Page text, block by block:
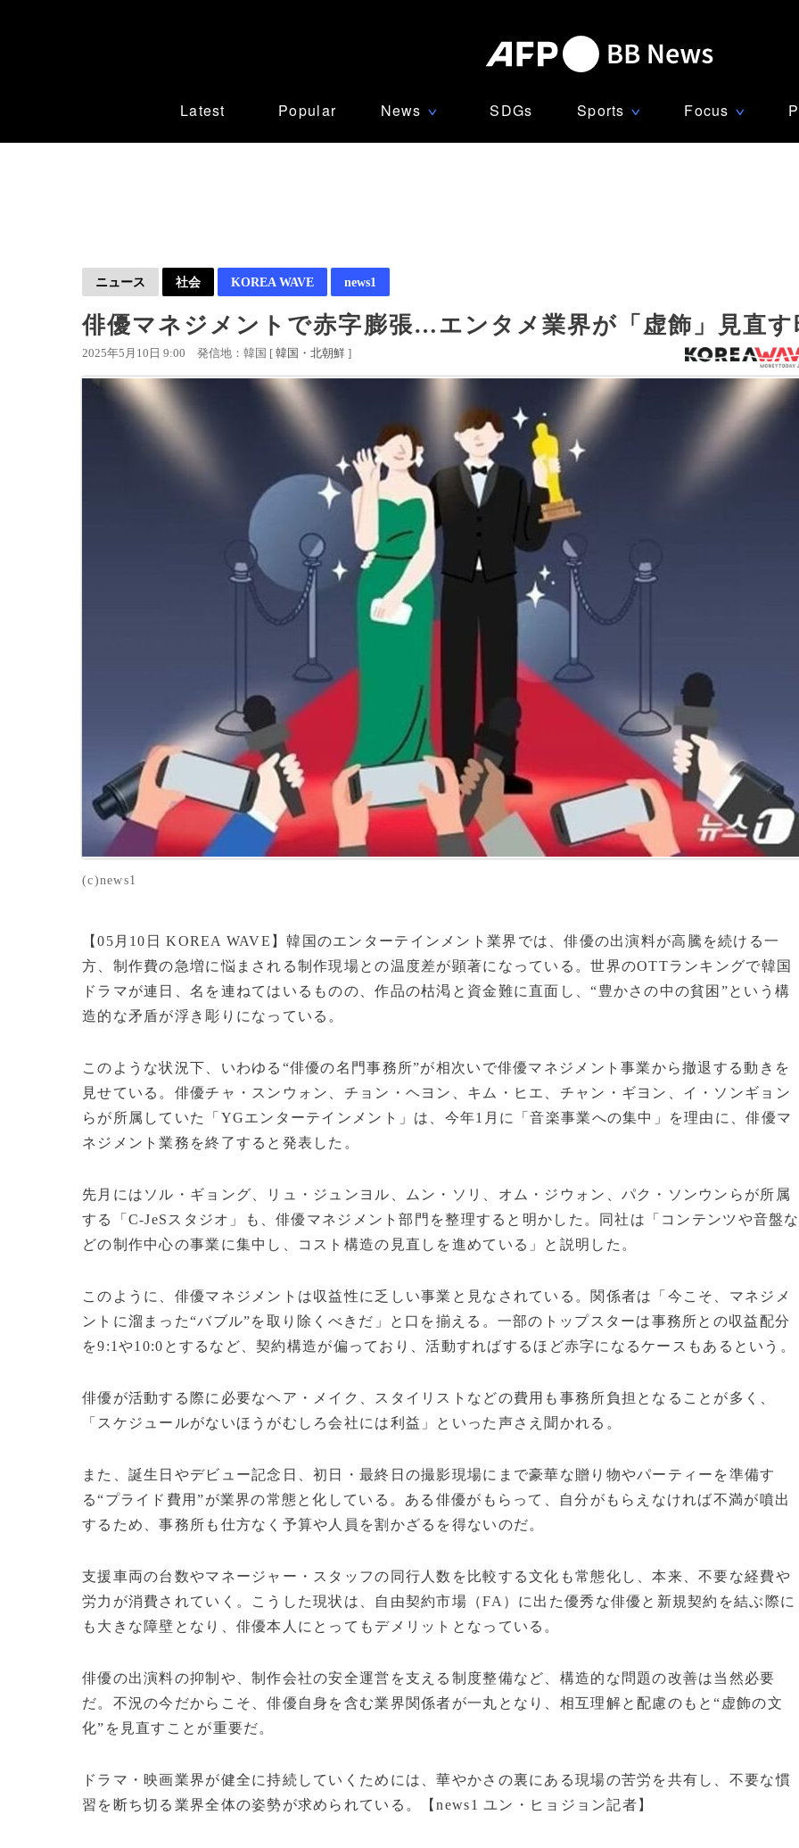
Latest Popular News ∨ SDGs Sports ∨ Focus ∨
ニュース 社会 KOREA WAVE news1
俳優マネジメントで赤字膨張…エンタメ業界が「虚飾」見直
2025年5月10日 9:00 発信地：韓国 [ 韓国・北朝鮮 ]
(c)news1
【05月10日 KOREA WAVE】韓国のエンターテインメント業界では、俳優の出演料が高騰を続ける一
方、制作費の急増に悩まされる制作現場との温度差が顕著になっている。世界のOTTランキングで韓国
ドラマが連日、名を連ねてはいるものの、作品の枯渇と資金難に直面し、“豊かさの中の貧困”という構
造的な矛盾が浮き彫りになっている。
このような状況下、いわゆる“俳優の名門事務所”が相次いで俳優マネジメント事業から撤退する動きを
見せている。俳優チャ・スンウォン、チョン・ヘヨン、キム・ヒエ、チャン・ギヨン、イ・ソンギョン
らが所属していた「YGエンターテインメント」は、今年1月に「音楽事業への集中」を理由に、俳優マ
ネジメント業務を終了すると発表した。
先月にはソル・ギョング、リュ・ジュンヨル、ムン・ソリ、オム・ジウォン、パク・ソンウンらが所属
する「C-JeSスタジオ」も、俳優マネジメント部門を整理すると明かした。同社は「コンテンツや音盤な
どの制作中心の事業に集中し、コスト構造の見直しを進めている」と説明した。
このように、俳優マネジメントは収益性に乏しい事業と見なされている。関係者は「今こそ、マネジメ
ントに溜まった“バブル”を取り除くべきだ」と口を揃える。一部のトップスターは事務所との収益配分
を9:1や10:0とするなど、契約構造が偏っており、活動すればするほど赤字になるケースもあるという。
俳優が活動する際に必要なヘア・メイク、スタイリストなどの費用も事務所負担となることが多く、
「スケジュールがないほうがむしろ会社には利益」といった声さえ聞かれる。
また、誕生日やデビュー記念日、初日・最終日の撮影現場にまで豪華な贈り物やパーティーを準備す
る“プライド費用”が業界の常態と化している。ある俳優がもらって、自分がもらえなければ不満が噴出
するため、事務所も仕方なく予算や人員を割かざるを得ないのだ。
支援車両の台数やマネージャー・スタッフの同行人数を比較する文化も常態化し、本来、不要な経費や
労力が消費されていく。こうした現状は、自由契約市場（FA）に出た優秀な俳優と新規契約を結ぶ際に
も大きな障壁となり、俳優本人にとってもデメリットとなっている。
俳優の出演料の抑制や、制作会社の安全運営を支える制度整備など、構造的な問題の改善は当然必要
だ。不況の今だからこそ、俳優自身を含む業界関係者が一丸となり、相互理解と配慮のもと“虚飾の文
化”を見直すことが重要だ。
ドラマ・映画業界が健全に持続していくためには、華やかさの裏にある現場の苦労を共有し、不要な慣
習を断ち切る業界全体の姿勢が求められている。【news1 ユン・ヒョジョン記者】